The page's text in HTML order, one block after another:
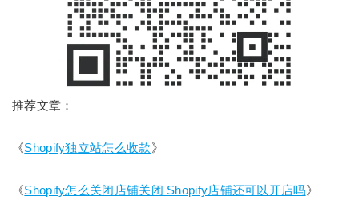
推荐文章：
《Shopify独立站怎么收款》
《Shopify怎么关闭店铺关闭 Shopify店铺还可以开店吗》